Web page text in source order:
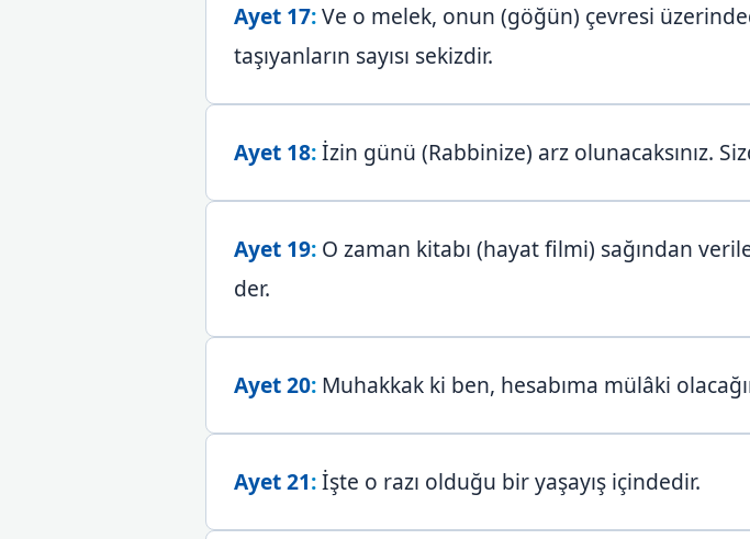
Ayet 17:Ve o melek, onun (göğün) çevresi
taşıyanların sayısı sekizdir.
Ayet 18:İzin günü (Rabbinize) arz olunacaksınız.
Ayet 19: O zaman kitabı (hayat filmi) sağından
der.
Ayet 20: Muhakkak ki ben, hesabıma mülâki
Ayet 21:İşte o razı olduğu bir yaşayış içindedir.